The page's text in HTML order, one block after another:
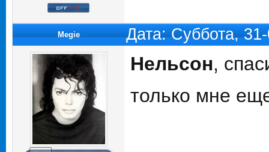
Megie Дата: Суббота,
Нельсон,
только мне